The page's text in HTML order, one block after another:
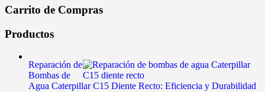
Carrito de Compras
Productos
Reparación de
Bombas de
Agua Caterpillar C15 Diente Recto: Eficiencia y Durabilidad